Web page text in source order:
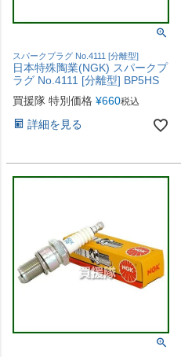
スパークプラグ No.4111 [分離型]
日本特殊陶業(NGK) スパークプ
ラグ No.4111 [分離型] BP5HS
買援隊 特別価格 ¥660税込
詳細を見る